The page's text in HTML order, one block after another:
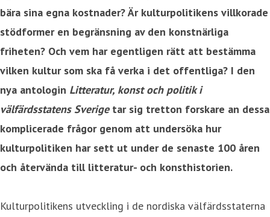
bära sina egna kostnader? Är kulturpolitikens villkorade
stödformer en begränsning av den konstnärliga
friheten? Och vem har egentligen rätt att bestämma
vilken kultur som ska få verka i det offentliga? I den
nya antologin Litteratur, konst och politik i
välfärdsstatens Sverigetar sig tretton forskare an dessa
komplicerade frågor genom att undersöka hur
kulturpolitiken har sett ut under de senaste 100 åren
och återvända till litteratur- och konsthistorien.
Kulturpolitikens utveckling i de nordiska välfärdsstaterna